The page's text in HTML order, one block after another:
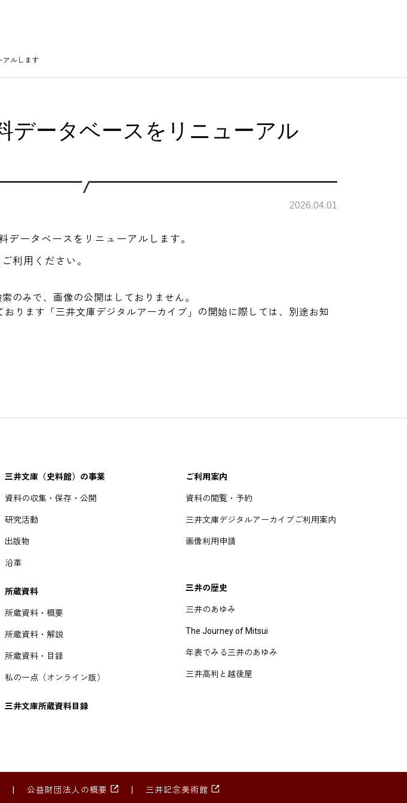
アルします
データベースをリニューアル
2026.04.01
ータベースをリニューアルします。
ご利用ください。
のみで、画像の公開はしておりません。
ります「三井文庫デジタルアーカイブ」の開始に際しては、別途お知
三井文庫（史料館）の事業
資料の収集・保存・公開
研究活動
出版物
沿革
所蔵資料
所蔵資料・概要
所蔵資料・解説
所蔵資料・目録
私の一点（オンライン版）
三井文庫所蔵資料目録
ご利用案内
資料の閲覧・予約
三井文庫デジタルアーカイブご利用案内
画像利用申請
三井の歴史
三井のあゆみ
The Journey of Mitsui
年表でみる三井のあゆみ
三井高利と越後屋
公益財団法人の概要 三井記念美術館